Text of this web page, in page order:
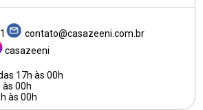
contato@casazeeni.com.br
casazeeni
17h às 00h
às 00h
às 00h